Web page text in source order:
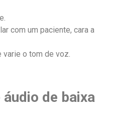
com um paciente, cara a
o tom de voz.
de baixa